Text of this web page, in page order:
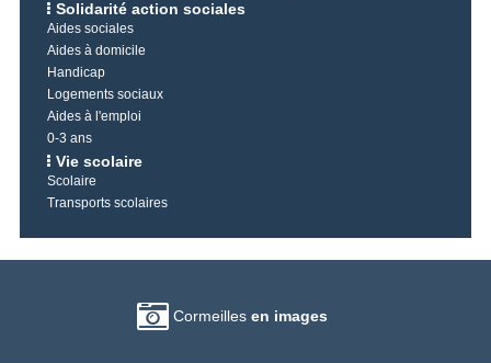
Solidarité action sociales
Aides sociales
Aides à domicile
Handicap
Logements sociaux
Aides à l'emploi
0-3 ans
Vie scolaire
Scolaire
Transports scolaires
Cormeillesen images